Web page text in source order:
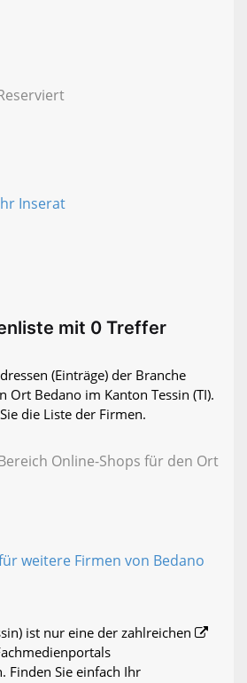
mit 0 Treffer
(Einträge) der Branche
Ort Bedano im Kanton Tessin (TI).
die Liste der Firmen.
Online-Shops für den Ort
weitere Firmen von Bedano
ist nur eine der zahlreichen
Finden Sie einfach Ihr